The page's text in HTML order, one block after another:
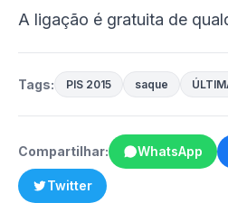
A ligação é gratuita de
Tags: PIS 2015 saque
Compartilhar: WhatsApp
Twitter